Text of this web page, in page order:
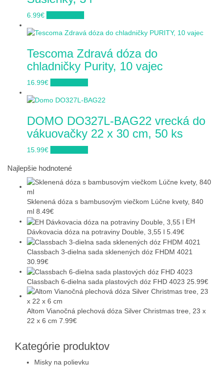
6.99€
Tescoma Zdravá dóza do
chladničky Purity, 10 vajec
16.99€
DOMO DO327L-BAG22 vrecká do
vákuovačky 22 x 30 cm, 50 ks
15.99€
Najlepšie hodnotené
Sklenená dóza s bambusovým viečkom Lúčne kvety, 840
ml 8.49€
EH
Dávkovacia dóza na potraviny Double, 3,55 l 5.49€
Classbach 3-dielna sada sklenených dóz FHDM 4021​
30.99€
Classbach 6-dielna sada plastových dóz FHD 4023 25.99€
Altom Vianočná plechová dóza Silver Christmas tree, 23 x
22 x 6 cm 7.99€
Kategórie produktov
Misky na polievku